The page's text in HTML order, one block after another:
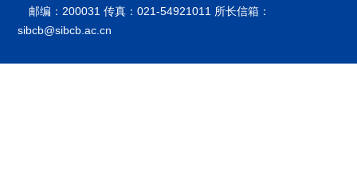
邮编：200031 传真：021-54921011 所长信箱：
sibcb@sibcb.ac.cn